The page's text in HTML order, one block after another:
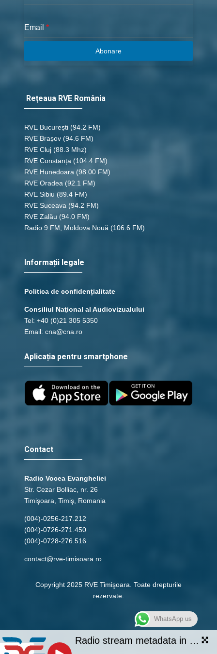
Email *
Abonare
Rețeaua RVE România
RVE București (94.2 FM)
RVE Brașov (94.6 FM)
RVE Cluj (88.3 Mhz)
RVE Constanța (104.4 FM)
RVE Hunedoara (98.00 FM)
RVE Oradea (92.1 FM)
RVE Sibiu (89.4 FM)
RVE Suceava (94.2 FM)
RVE Zalău (94.0 FM)
Radio 9 FM, Moldova Nouă (106.6 FM)
Informații legale
Politica de confidențialitate
Consiliul Naţional al Audiovizualului
Tel: +40 (0)21 305 5350
Email: cna@cna.ro
Aplicația pentru smartphone
Contact
Radio Vocea Evangheliei
Str. Cezar Bolliac, nr. 26
Timişoara, Timiş, Romania
(004)-0256-217.212
(004)-0726-271.450
(004)-0728-276.516
contact@rve-timisoara.ro
Copyright 2025 RVE Timişoara. Toate drepturile
rezervate.
Radio stream metadata in not available.
WhatsApp us